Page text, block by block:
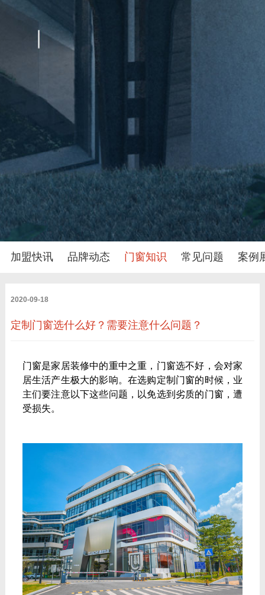
加盟快讯 品牌动态 门窗知识 常见问题 案例
2020-09-18
定制门窗选什么好？需要注意什么问题？
门窗是家居装修中的重中之重，门窗选不好，会对家
居生活产生极大的影响。在选购定制门窗的时候，业
主们要注意以下这些问题，以免选到劣质的门窗，遭
受损失。